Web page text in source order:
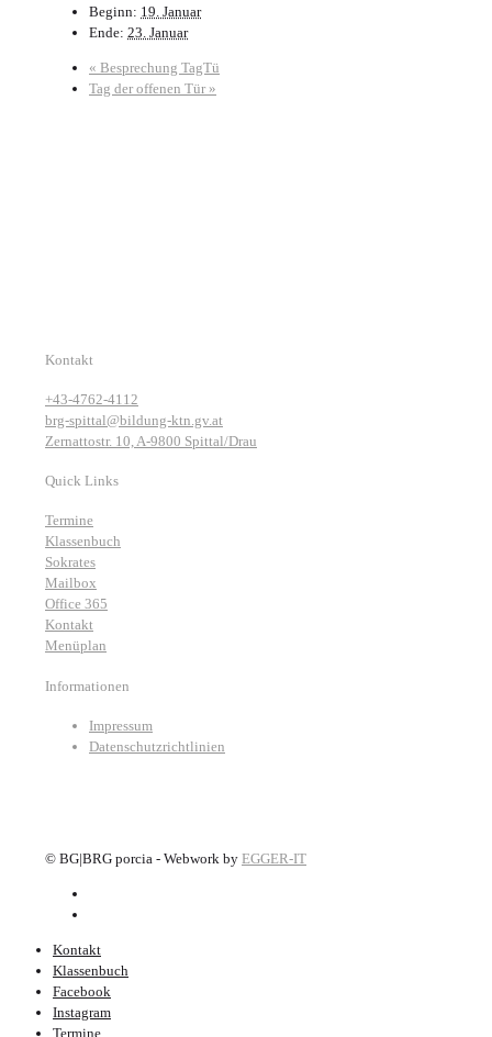
Beginn: 19. Januar
Ende: 23. Januar
« Besprechung TagTü
Tag der offenen Tür »
Kontakt
+43-4762-4112
brg-spittal@bildung-ktn.gv.at
Zernattostr. 10, A-9800 Spittal/Drau
Quick Links
Termine
Klassenbuch
Sokrates
Mailbox
Office 365
Kontakt
Menüplan
Informationen
Impressum
Datenschutzrichtlinien
© BG|BRG porcia - Webwork by EGGER-IT
Kontakt
Klassenbuch
Facebook
Instagram
Termine